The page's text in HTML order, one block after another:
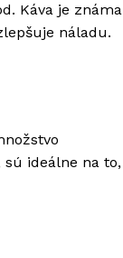
Káva je známa
náladu.
sú ideálne na to,